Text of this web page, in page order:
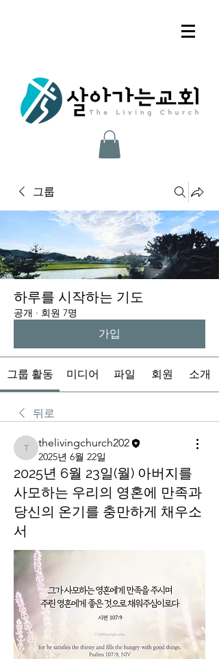
그룹
하루를 시작하는 기도
공개 · 회원 7명
가입
그룹 활동 미디어 파일 회원 소개
뒤로
thelivingchurch202
thelivingchurch202
2025년 6월 22일
2025년 6월 23일(월) 아버지를
사모하는 우리의 영혼에 만족과
당신의 온기를 충만하게 채우소
서